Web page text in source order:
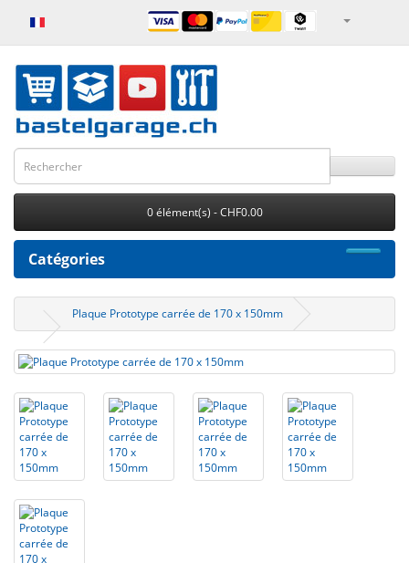
0 élément(s) - CHF0.00
Catégories
Plaque Prototype carrée de 170 x 150mm